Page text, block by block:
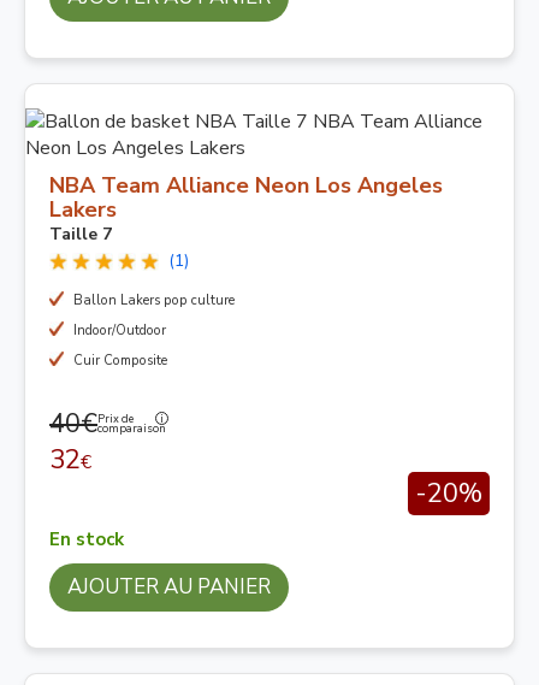
NBA Team Alliance Neon Los Angeles
Lakers
Taille 7
(1)
Ballon Lakers pop culture
Indoor/Outdoor
Cuir Composite
40€Prix de
comparaison
32€
-20%
En stock
AJOUTER AU PANIER